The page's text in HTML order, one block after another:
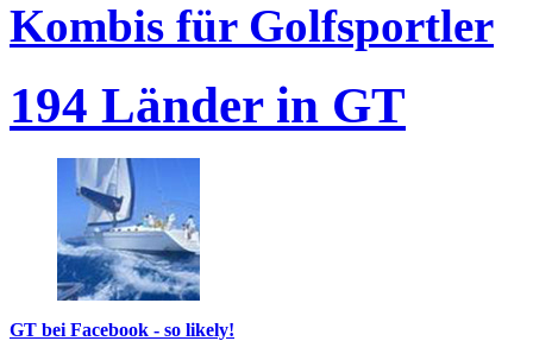
Kombis für Golfsportler
194 Länder in GT
GT bei Facebook - so likely!